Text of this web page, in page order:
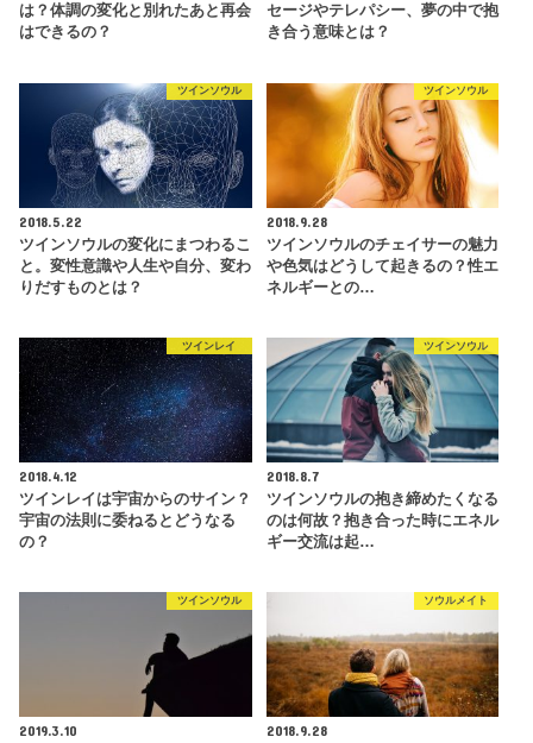
は？体調の変化と別れたあと再会
はできるの？
セージやテレパシー、夢の中で抱
き合う意味とは？
ツインソウル
2018.5.22
ツインソウルの変化にまつわるこ
と。変性意識や人生や自分、変わ
りだすものとは？
ツインソウル
2018.9.28
ツインソウルのチェイサーの魅力
や色気はどうして起きるの？性エ
ネルギーとの…
ツインレイ
2018.4.12
ツインレイは宇宙からのサイン？
宇宙の法則に委ねるとどうなる
の？
ツインソウル
2018.8.7
ツインソウルの抱き締めたくなる
のは何故？抱き合った時にエネル
ギー交流は起…
ツインソウル
2019.3.10
ソウルメイト
2018.9.28